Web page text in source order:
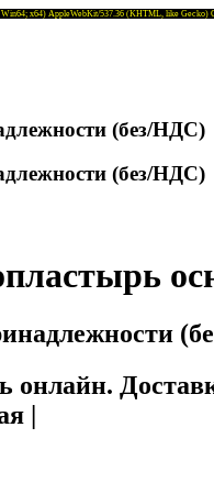
x64) AppleWebKit/537.36 (KHTML, like Gecko)
(без/НДС)
(без/НДС)
онлайн.
|